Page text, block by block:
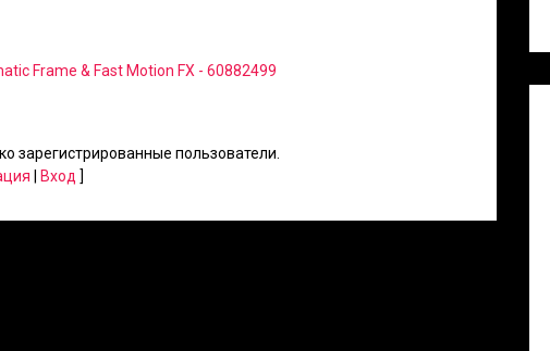
Frame & Fast Motion FX - 60882499
зарегистрированные пользователи.
Вход ]